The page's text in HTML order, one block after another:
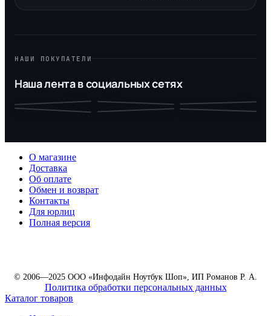
НАШИ ПОКУПАТЕЛИ
Наша лента в социальных сетях
О магазине
Доставка
Об оплате
Обмен и возврат
Контакты
Для юрлиц
Полная версия
© 2006—2025 ООО «Инфодайн Ноутбук Шоп», ИП Романов Р. А.
Политика обработки персональных данных
Каталог товаров